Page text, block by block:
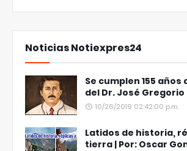
Noticias Notiexpres24
Se cumplen 155
del Dr. José
10/26/2019 02:42:00 p.m.
Latidos de historia,
tierra | Por: Oscar